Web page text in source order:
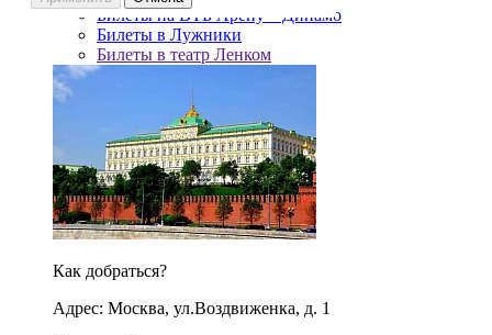
Билеты на ВТБ Арену – Динамо
Билеты в Лужники
Билеты в театр Ленком
Как добраться?
Адрес: Москва, ул.Воздвиженка, д. 1